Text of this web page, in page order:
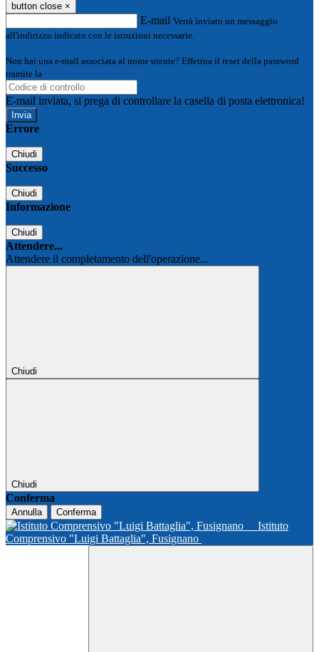
button close ×
E-mail Verrà inviato un messaggio
all'indirizzo indicato con le istruzioni necessarie.
Non hai una e-mail associata al nome utente? Effettua il reset della password
tramite la
E-mail inviata, si prega di controllare la casella di posta elettronica!
Errore
Chiudi
Successo
Chiudi
Informazione
Chiudi
Attendere...
Attendere il completamento dell'operazione...
Chiudi
Chiudi
Conferma
Annulla Conferma
Istituto
Comprensivo "Luigi Battaglia", Fusignano